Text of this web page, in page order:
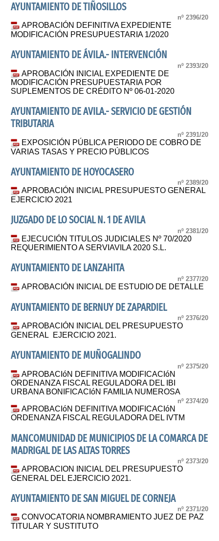
AYUNTAMIENTO DE TIÑOSILLOS
nº 2396/20
APROBACIÓN DEFINITIVA EXPEDIENTE
MODIFICACIÓN PRESUPUESTARIA 1/2020
AYUNTAMIENTO DE ÁVILA.- INTERVENCIÓN
nº 2393/20
APROBACIÓN INICIAL EXPEDIENTE DE
MODIFICACIÓN PRESUPUESTARIA POR
SUPLEMENTOS DE CRÉDITO Nº 06-01-2020
AYUNTAMIENTO DE AVILA.- SERVICIO DE GESTIÓN
TRIBUTARIA
nº 2391/20
EXPOSICIÓN PÚBLICA PERIODO DE COBRO DE
VARIAS TASAS Y PRECIO PÚBLICOS
AYUNTAMIENTO DE HOYOCASERO
nº 2389/20
APROBACIÓN INICIAL PRESUPUESTO GENERAL
EJERCICIO 2021
JUZGADO DE LO SOCIAL N. 1 DE AVILA
nº 2381/20
EJECUCIÓN TITULOS JUDICIALES Nº 70/2020
REQUERIMIENTO A SERVIAVILA 2020 S.L.
AYUNTAMIENTO DE LANZAHITA
nº 2377/20
APROBACIÓN INICIAL DE ESTUDIO DE DETALLE
AYUNTAMIENTO DE BERNUY DE ZAPARDIEL
nº 2376/20
APROBACIÓN INICIAL DEL PRESUPUESTO
GENERAL EJERCICIO 2021.
AYUNTAMIENTO DE MUÑOGALINDO
nº 2375/20
APROBACIóN DEFINITIVA MODIFICACIóN
ORDENANZA FISCAL REGULADORA DEL IBI
URBANA BONIFICACIóN FAMILIA NUMEROSA
nº 2374/20
APROBACIóN DEFINITIVA MODIFICACIóN
ORDENANZA FISCAL REGULADORA DEL IVTM
MANCOMUNIDAD DE MUNICIPIOS DE LA COMARCA DE
MADRIGAL DE LAS ALTAS TORRES
nº 2373/20
APROBACION INICIAL DEL PRESUPUESTO
GENERAL DEL EJERCICIO 2021.
AYUNTAMIENTO DE SAN MIGUEL DE CORNEJA
nº 2371/20
CONVOCATORIA NOMBRAMIENTO JUEZ DE PAZ
TITULAR Y SUSTITUTO